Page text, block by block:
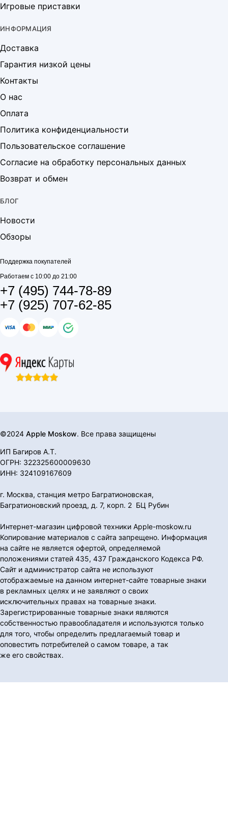
Игровые приставки
ИНФОРМАЦИЯ
Доставка
Гарантия низкой цены
Контакты
О нас
Оплата
Политика конфиденциальности
Пользовательское соглашение
Согласие на обработку персональных данных
Возврат и обмен
БЛОГ
Новости
Обзоры
Поддержка покупателей
Работаем с 10:00 до 21:00
+7 (495) 744-78-89
+7 (925) 707-62-85
©2024 Apple Moskow. Все права защищены
ИП Багиров А.Т.
ОГРН: 322325600009630
ИНН: 324109167609
г. Москва, станция метро Багратионовская,
Багратионовский проезд, д. 7, корп. 2 БЦ Рубин
Интернет-магазин цифровой техники Apple-moskow.ru
Копирование материалов с сайта запрещено. Информация
на сайте не является офертой, определяемой
положениями статей 435, 437 Гражданского Кодекса РФ.
Сайт и администратор сайта не используют
отображаемые на данном интернет-сайте товарные знаки
в рекламных целях и не заявляют о своих
исключительных правах на товарные знаки.
Зарегистрированные товарные знаки являются
собственностью правообладателя и используются только
для того, чтобы определить предлагаемый товар и
оповестить потребителей о самом товаре, а так
же его свойствах.